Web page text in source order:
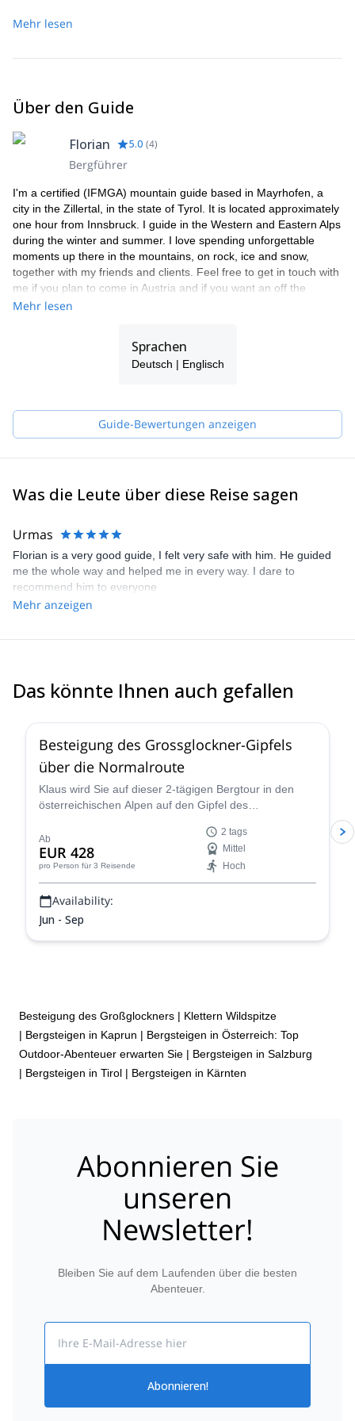
Mehr lesen
Über den Guide
Florian 5.0 (4)
Bergführer
I'm a certified (IFMGA) mountain guide based in Mayrhofen, a
city in the Zillertal, in the state of Tyrol. It is located approximately
one hour from Innsbruck. I guide in the Western and Eastern Alps
during the winter and summer. I love spending unforgettable
moments up there in the mountains, on rock, ice and snow,
together with my friends and clients. Feel free to get in touch with
me if you plan to come in Austria and if you want an off the
beaten tracks experience.
Mehr lesen
Sprachen
Deutsch | Englisch
Guide-Bewertungen anzeigen
Was die Leute über diese Reise sagen
Urmas
Florian is a very good guide, I felt very safe with him. He guided
me the whole way and helped me in every way. I dare to
recommend him to everyone
Mehr anzeigen
Das könnte Ihnen auch gefallen
4.6
Besteigung des Grossglockner-Gipfels
über die Normalroute
Klaus wird Sie auf dieser 2-tägigen Bergtour in den
österreichischen Alpen auf den Gipfel des
atemberaubend!
Ab
EUR 428
pro Person für 3 Reisende
2 tags
Mittel
Hoch
Availability:
Jun - Sep
Besteigung des Großglockners | Klettern Wildspitze
| Bergsteigen in Kaprun | Bergsteigen in Österreich: Top
Outdoor-Abenteuer erwarten Sie | Bergsteigen in Salzburg
| Bergsteigen in Tirol | Bergsteigen in Kärnten
Abonnieren Sie
unseren
Newsletter!
Bleiben Sie auf dem Laufenden über die besten
Abenteuer.
Abonnieren!